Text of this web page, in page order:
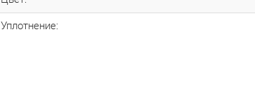
Уплотнение: